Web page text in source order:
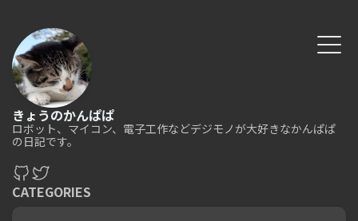
きょうのかんぱぱ
ロボット、マイコン、電子工作などデジモノが大好きなかんぱぱ
の日記です。
CATEGORIES